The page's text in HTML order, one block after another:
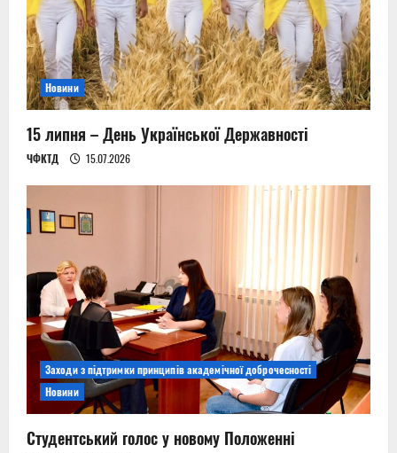
Новини
15 липня – День Української Державності
ЧФКТД 15.07.2026
Заходи з підтримки принципів академічної доброчесності
Новини
Студентський голос у новому Положенні